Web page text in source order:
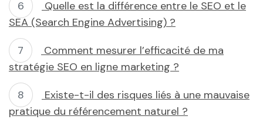
Quelle est la différence entre le SEO et le
SEA (Search Engine Advertising) ?
Comment mesurer l’efficacité de ma
stratégie SEO en ligne marketing ?
Existe-t-il des risques liés à une mauvaise
pratique du référencement naturel ?